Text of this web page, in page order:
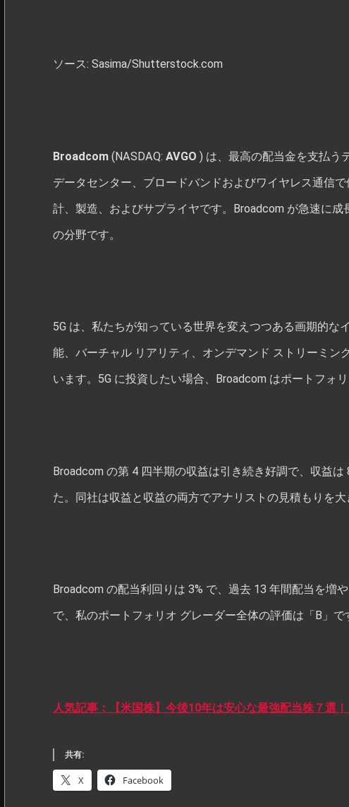
ソース: Sasima/Shutterstock.com
Broadcom (NASDAQ: AVGO ) は、最高の配当金を支払う
データセンター、ブロードバンドおよびワイヤレス通信
計、製造、およびサプライヤです。Broadcom が急速に
の分野です。
5G は、私たちが知っている世界を変えつつある画期的な
能、バーチャル リアリティ、オンデマンド ストリーミン
います。5G に投資したい場合、Broadcom はポートフォ
Broadcom の第 4 四半期の収益は引き続き好調で、収益
た。同社は収益と収益の両方でアナリストの見積もりを大
Broadcom の配当利回りは 3% で、過去 13 年間配当を増
で、私のポートフォリオ グレーダー全体の評価は「B」で
人気記事：【米国株】今後10年は安心な最強配当株７選！
共有:
X Facebook